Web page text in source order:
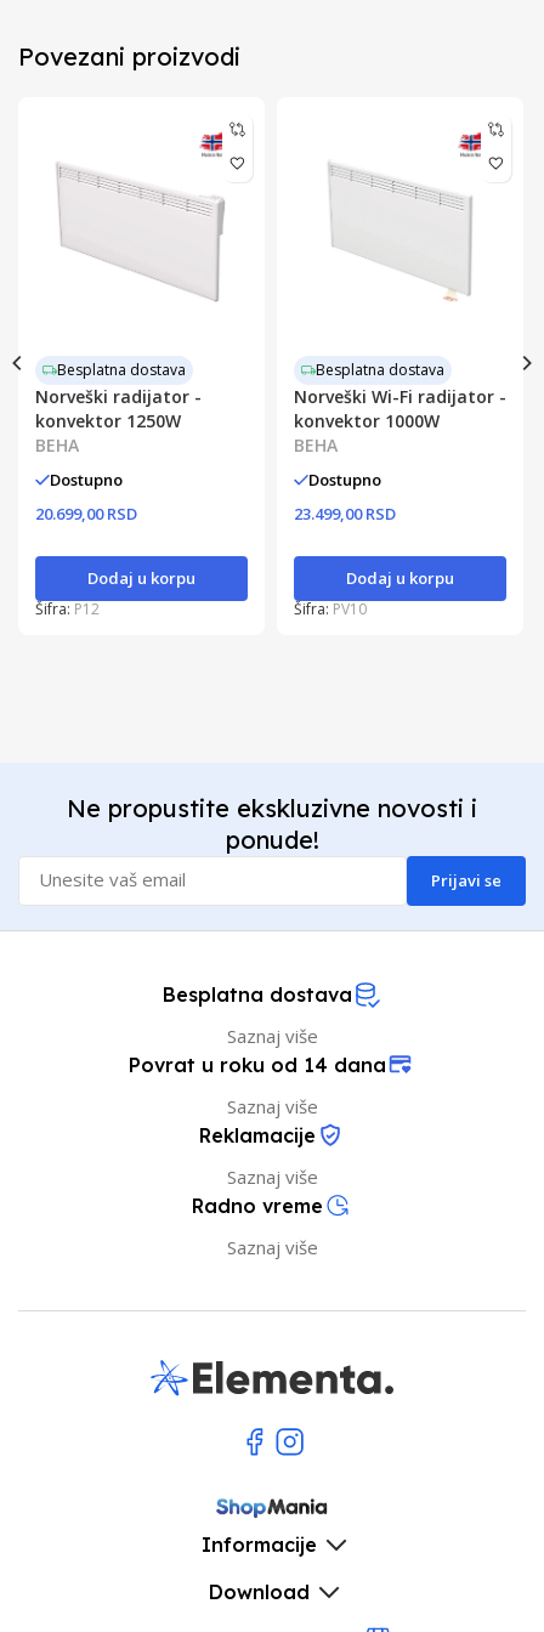
Povezani proizvodi
Besplatna dostava
Norveški radijator -
konvektor 1250W
BEHA
Dostupno
20.699,00 RSD
Dodaj u korpu
Šifra: P12
Besplatna dostava
Norveški Wi-Fi radijator -
konvektor 1000W
BEHA
Dostupno
23.499,00 RSD
Dodaj u korpu
Šifra: PV10
Ne propustite ekskluzivne novosti i
ponude!
Prijavi se
Besplatna dostava
Saznaj više
Povrat u roku od 14 dana
Saznaj više
Reklamacije
Saznaj više
Radno vreme
Saznaj više
Informacije
Download